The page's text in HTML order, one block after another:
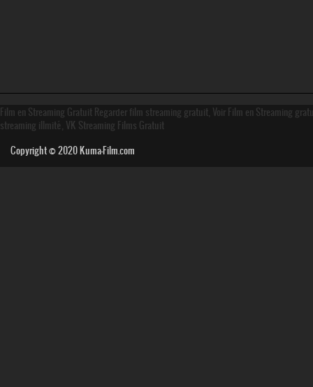
Film en Streaming Gratuit Regarder film streaming gratuit, Voir Film en Streaming
streaming illmité, VK Streaming Films Gratuit
Copyright © 2020Kuma-Film.com